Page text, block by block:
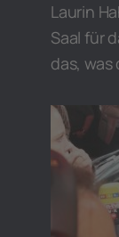
Laurin
Saal für
das,